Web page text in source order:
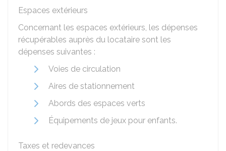
Espaces extérieurs
Concernant les espaces extérieurs, les dépenses
récupérables auprès du locataire sont les
dépenses suivantes :
Voies de circulation
Aires de stationnement
Abords des espaces verts
Équipements de jeux pour enfants.
Taxes et redevances